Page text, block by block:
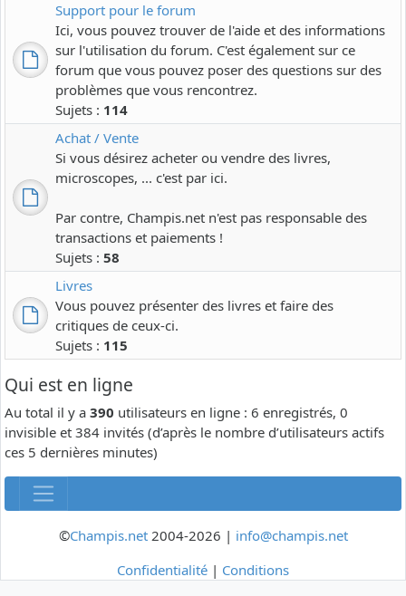
Support pour le forum
Ici, vous pouvez trouver de l'aide et des informations
sur l'utilisation du forum. C'est également sur ce
forum que vous pouvez poser des questions sur des
problèmes que vous rencontrez.
Sujets : 114
Achat / Vente
Si vous désirez acheter ou vendre des livres,
microscopes, ... c'est par ici.
Par contre, Champis.net n'est pas responsable des
transactions et paiements !
Sujets : 58
Livres
Vous pouvez présenter des livres et faire des
critiques de ceux-ci.
Sujets : 115
Qui est en ligne
Au total il y a 390 utilisateurs en ligne : 6 enregistrés, 0
invisible et 384 invités (d’après le nombre d’utilisateurs actifs
ces 5 dernières minutes)
©Champis.net2004-2026 | info@champis.net
Confidentialité | Conditions